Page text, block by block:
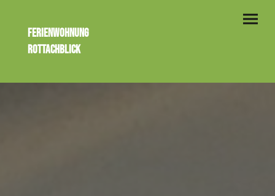
Ferienwohnung
Rottachblick